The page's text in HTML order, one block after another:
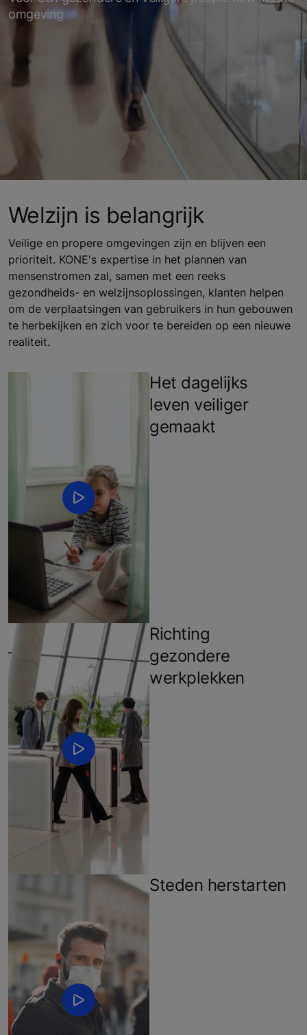
omgeving
Welzijn is belangrijk
Veilige en propere omgevingen zijn en blijven een
prioriteit. KONE's expertise in het plannen van
mensenstromen zal, samen met een reeks
gezondheids- en welzijnsoplossingen, klanten helpen
om de verplaatsingen van gebruikers in hun gebouwen
te herbekijken en zich voor te bereiden op een nieuwe
realiteit.
Het dagelijks
leven veiliger
gemaakt
Richting
gezondere
werkplekken
Steden herstarten